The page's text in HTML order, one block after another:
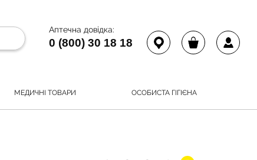
Аптечна довідка:
0 (800) 30 18 18
МЕДИЧНІ ТОВАРИ ОСОБИСТА ГІГІЄНА